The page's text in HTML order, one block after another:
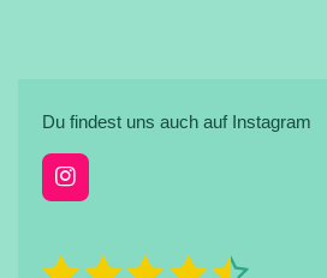
Du findest uns auch auf Instagram
I
n
a
B
B